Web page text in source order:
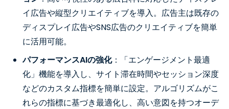
イ広告や縦型クリエイティブを導入。広告主は既存の
ディスプレイ広告やSNS広告のクリエイティブを簡単
に活用可能。
パフォーマンスAIの強化：「エンゲージメント最適
化」機能を導入し、サイト滞在時間やセッション深度
などのカスタム指標を簡単に設定。アルゴリズムがこ
れらの指標に基づき最適化し、高い意図を持つオーデ